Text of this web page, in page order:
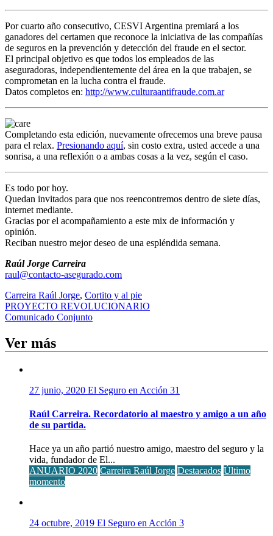
Por cuarto año consecutivo, CESVI Argentina premiará a los
ganadores del certamen que reconoce la iniciativa de las compañías
de seguros en la prevención y detección del fraude en el sector.
El principal objetivo es que todos los empleados de las
aseguradoras, independientemente del área en la que trabajen, se
comprometan en la lucha contra el fraude.
Datos completos en: http://www.culturaantifraude.com.ar
Completando esta edición, nuevamente ofrecemos una breve pausa
para el relax. Presionando aquí, sin costo extra, usted accede a una
sonrisa, a una reflexión o a ambas cosas a la vez, según el caso.
Es todo por hoy.
Quedan invitados para que nos reencontremos dentro de siete días,
internet mediante.
Gracias por el acompañamiento a este mix de información y
opinión.
Reciban nuestro mejor deseo de una espléndida semana.
Raúl Jorge Carreira
raul@contacto-asegurado.com
Carreira Raúl Jorge, Cortito y al pie
Navegación
de
entradas
PROYECTO REVOLUCIONARIO
Comunicado Conjunto
Ver más
27 junio, 2020 El Seguro en Acción 31
Raúl Carreira. Recordatorio al maestro y amigo a un año
de su partida.
Hace ya un año partió nuestro amigo, maestro del seguro y la
vida, fundador de El...
ANUARIO 2020 Carreira Raúl Jorge Destacados Último
momento
24 octubre, 2019 El Seguro en Acción 3